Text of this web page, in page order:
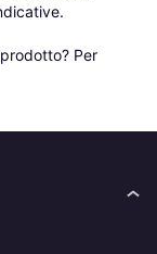
Per